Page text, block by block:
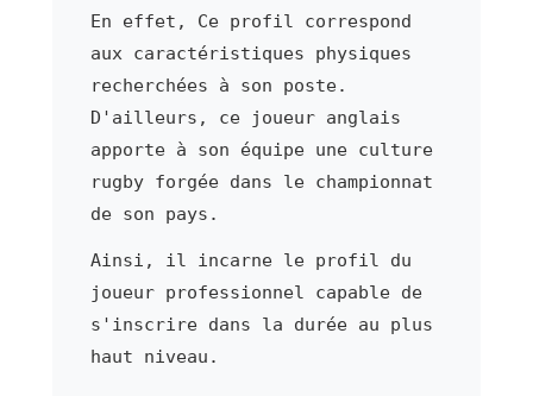
En effet, Ce profil correspond
aux caractéristiques physiques
recherchées à son poste.
D'ailleurs, ce joueur anglais
apporte à son équipe une culture
rugby forgée dans le championnat
de son pays.
Ainsi, il incarne le profil du
joueur professionnel capable de
s'inscrire dans la durée au plus
haut niveau.